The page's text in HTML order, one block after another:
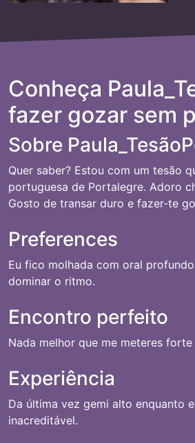
Conheça
fazer gozar sem
Sobre
Quer saber? Estou com um tesão
portuguesa de Portalegre. Adoro
Gosto de transar duro e fazer-te
Preferences
Eu fico molhada com oral
dominar o ritmo.
Encontro perfeito
Nada melhor que me meteres
Experiência
Da última vez gemi alto enquanto
inacreditável.